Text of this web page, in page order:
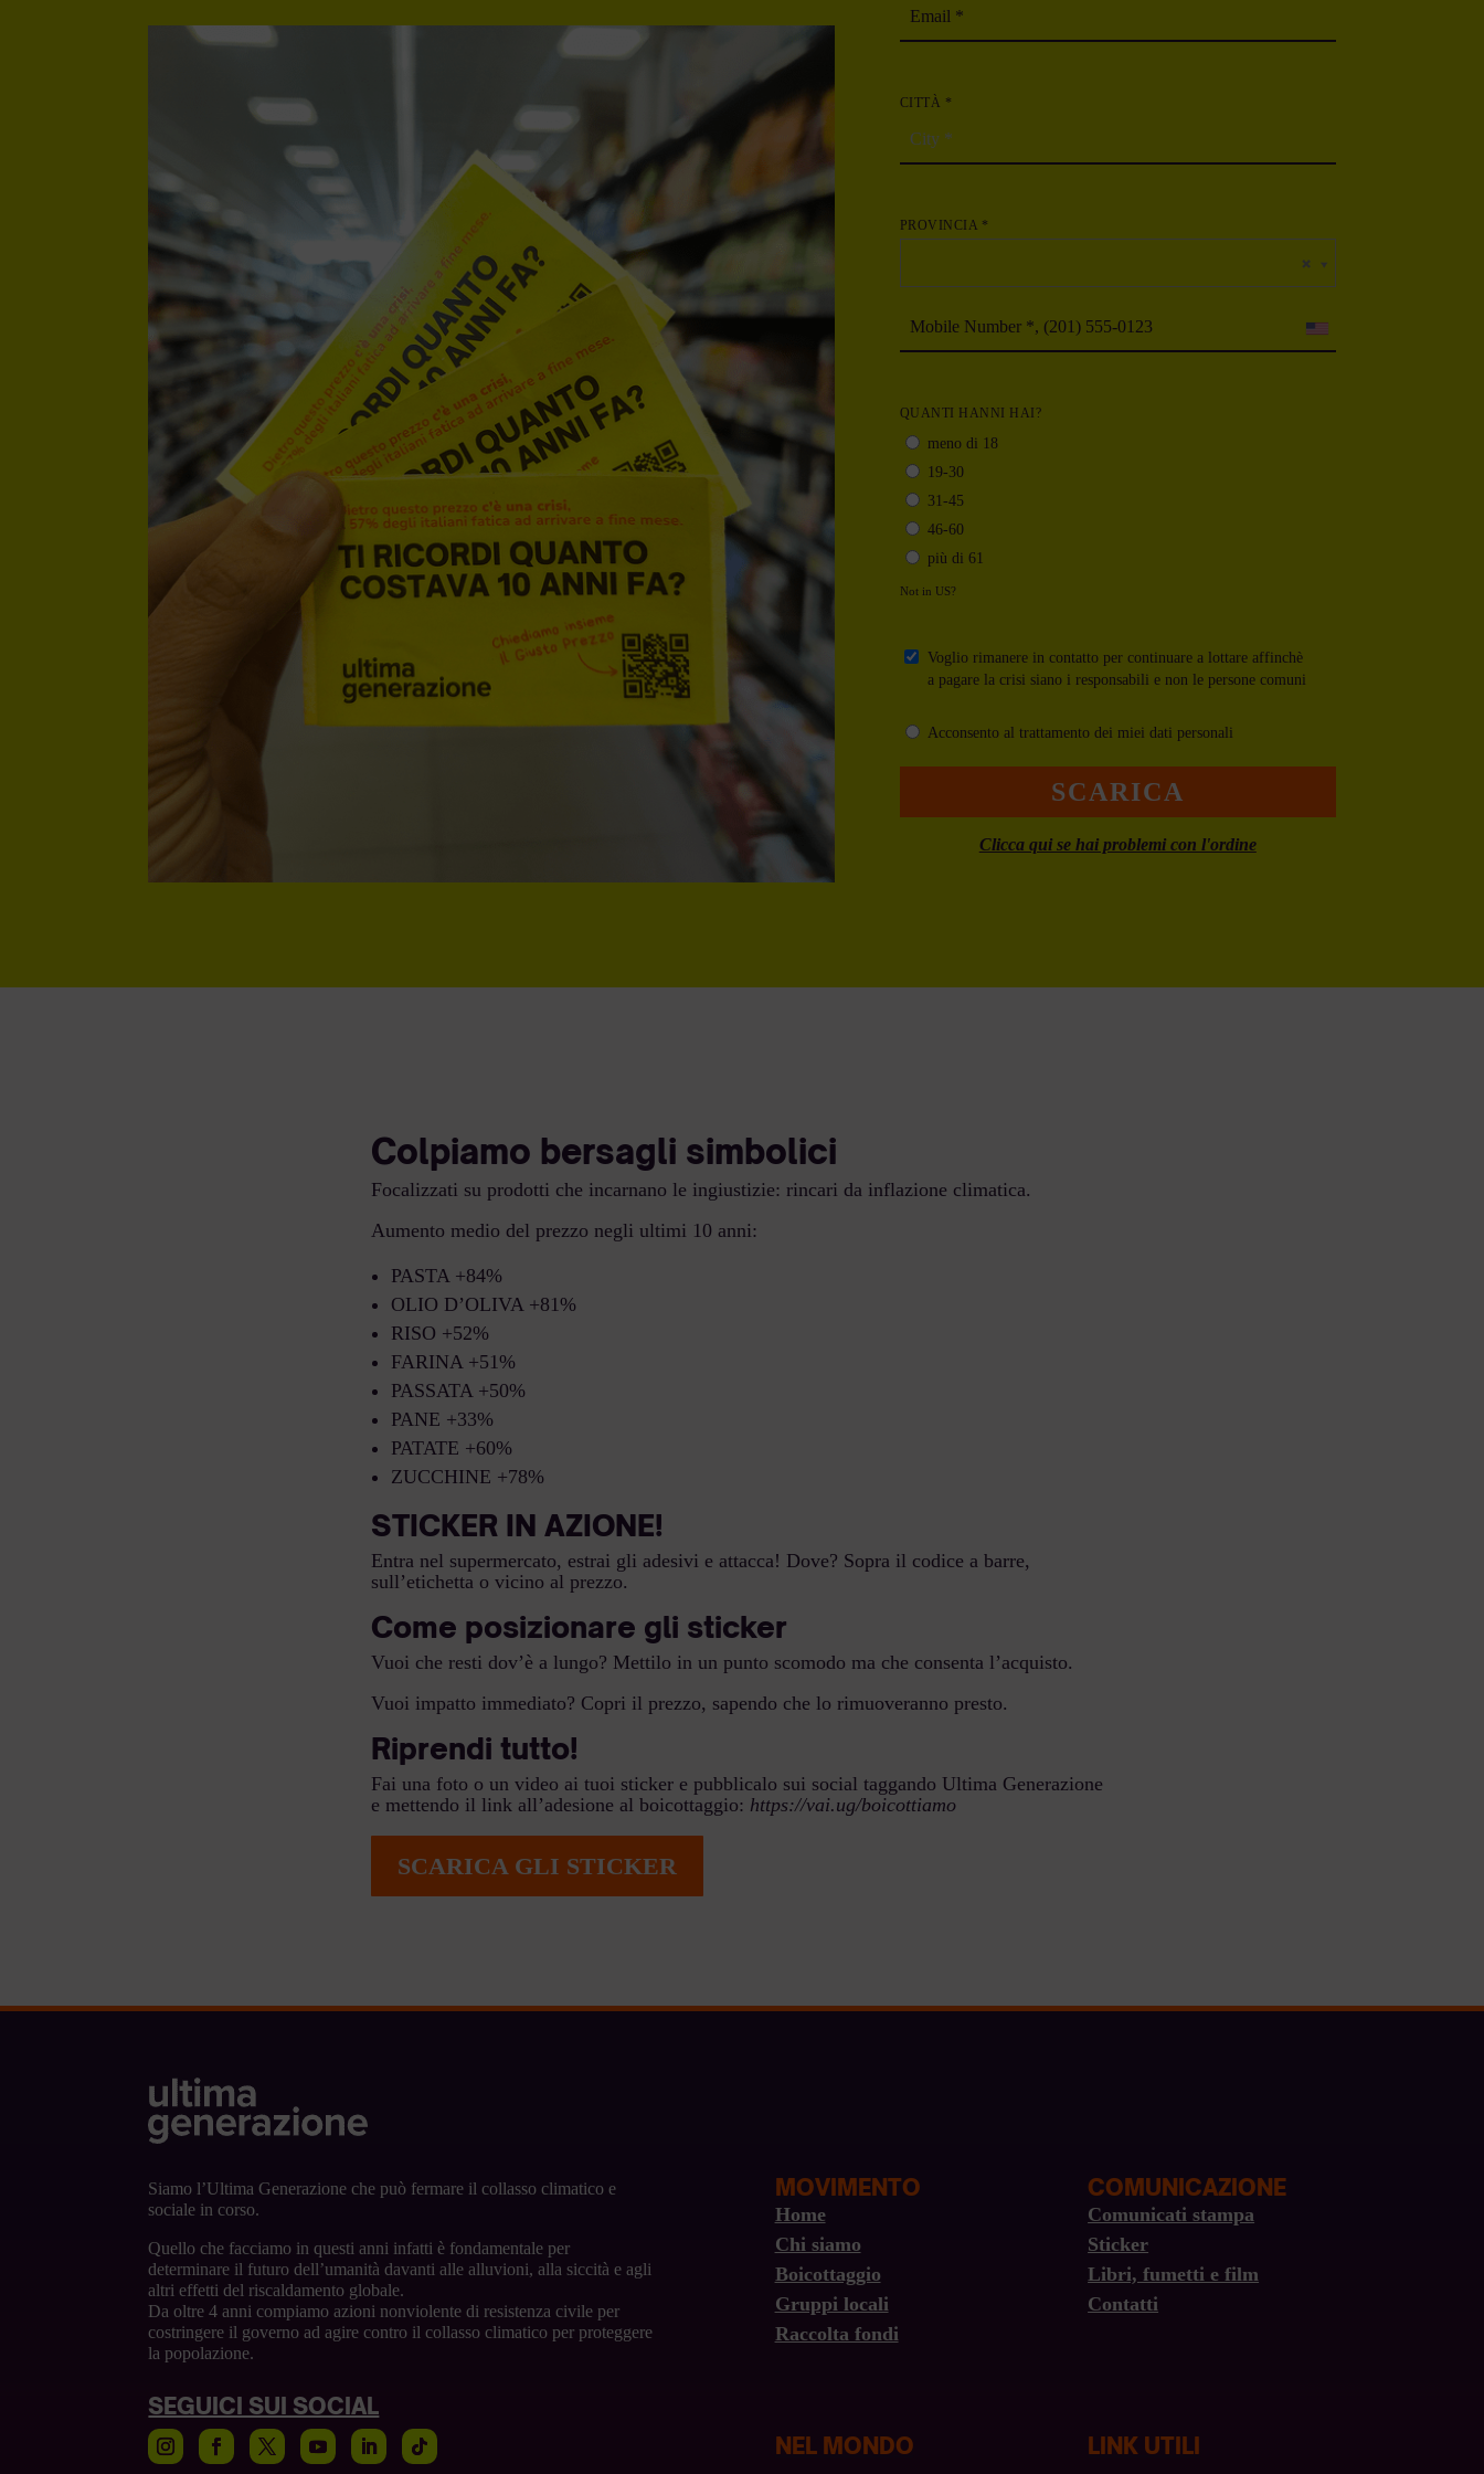
CITTÀ *
PROVINCIA *
QUANTI HANNI HAI?
meno di 18
19-30
31-45
46-60
più di 61
Not in US?
Voglio rimanere in contatto per continuare a lottare affinchè
a pagare la crisi siano i responsabili e non le persone comuni
Acconsento al trattamento dei miei dati personali
Clicca qui se hai problemi con l'ordine
Colpiamo bersagli simbolici
Focalizzati su prodotti che incarnano le ingiustizie: rincari da inflazione climatica.
Aumento medio del prezzo negli ultimi 10 anni:
PASTA +84%
OLIO D’OLIVA +81%
RISO +52%
FARINA +51%
PASSATA +50%
PANE +33%
PATATE +60%
ZUCCHINE +78%
STICKER IN AZIONE!
Entra nel supermercato, estrai gli adesivi e attacca! Dove? Sopra il codice a barre,
sull’etichetta o vicino al prezzo.
Come posizionare gli sticker
Vuoi che resti dov’è a lungo? Mettilo in un punto scomodo ma che consenta l’acquisto.
Vuoi impatto immediato? Copri il prezzo, sapendo che lo rimuoveranno presto.
Riprendi tutto!
Fai una foto o un video ai tuoi sticker e pubblicalo sui social taggando Ultima Generazione
e mettendo il link all’adesione al boicottaggio: https://vai.ug/boicottiamo
SCARICA GLI STICKER
Siamo l’Ultima Generazione che può fermare il collasso climatico e
sociale in corso.
Quello che facciamo in questi anni infatti è fondamentale per
determinare il futuro dell’umanità davanti alle alluvioni, alla siccità e agli
altri effetti del riscaldamento globale.
Da oltre 4 anni compiamo azioni nonviolente di resistenza civile per
costringere il governo ad agire contro il collasso climatico per proteggere
la popolazione.
SEGUICI SUI SOCIAL
MOVIMENTO
Home
Chi siamo
Boicottaggio
Gruppi locali
Raccolta fondi
COMUNICAZIONE
Comunicati stampa
Sticker
Libri, fumetti e film
Contatti
NEL MONDO LINK UTILI